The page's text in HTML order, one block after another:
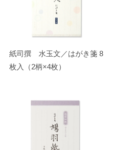
紙司撰 水玉文／はがき箋 8
枚入（2柄×4枚）